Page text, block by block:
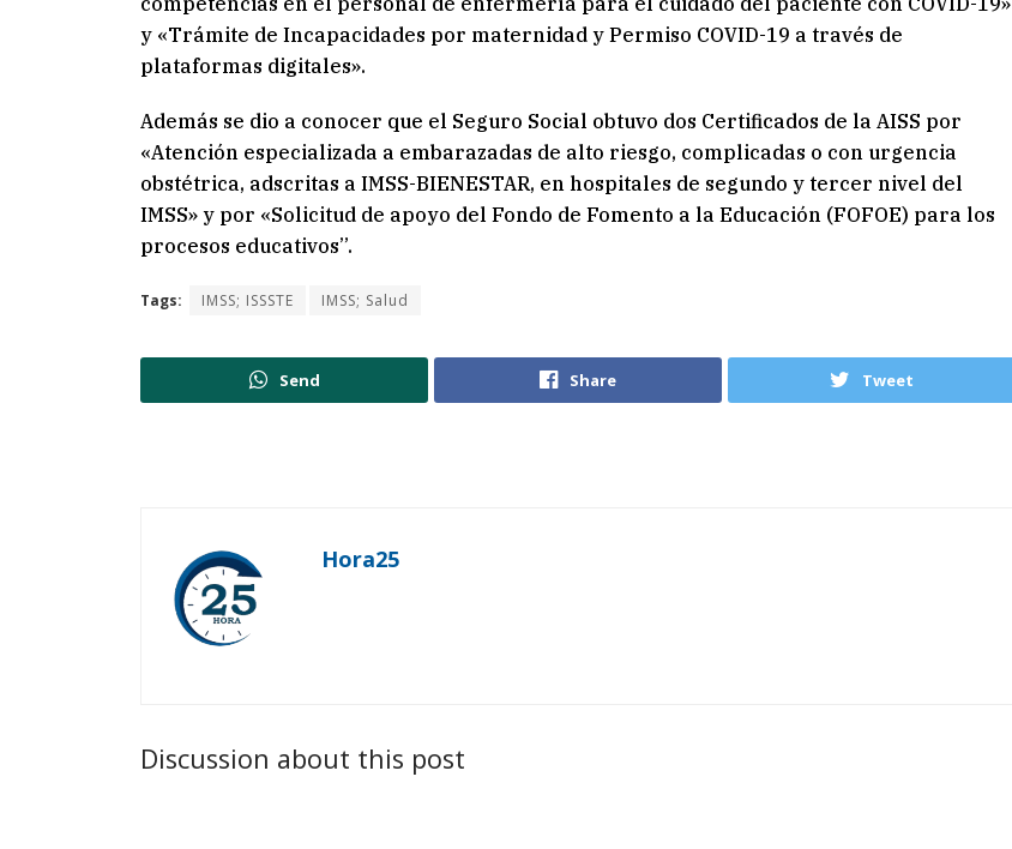
y «Trámite de Incapacidades por maternidad y Permiso COVID-19 a través de
plataformas digitales».
Además se dio a conocer que el Seguro Social obtuvo dos Certificados de la AISS por
«Atención especializada a embarazadas de alto riesgo, complicadas o con urgencia
obstétrica, adscritas a IMSS-BIENESTAR, en hospitales de segundo y tercer nivel del
IMSS» y por «Solicitud de apoyo del Fondo de Fomento a la Educación (FOFOE) para los
procesos educativos”.
Tags: IMSS; ISSSTE IMSS; Salud
Send Share Tweet
Hora25
Discussion about this post